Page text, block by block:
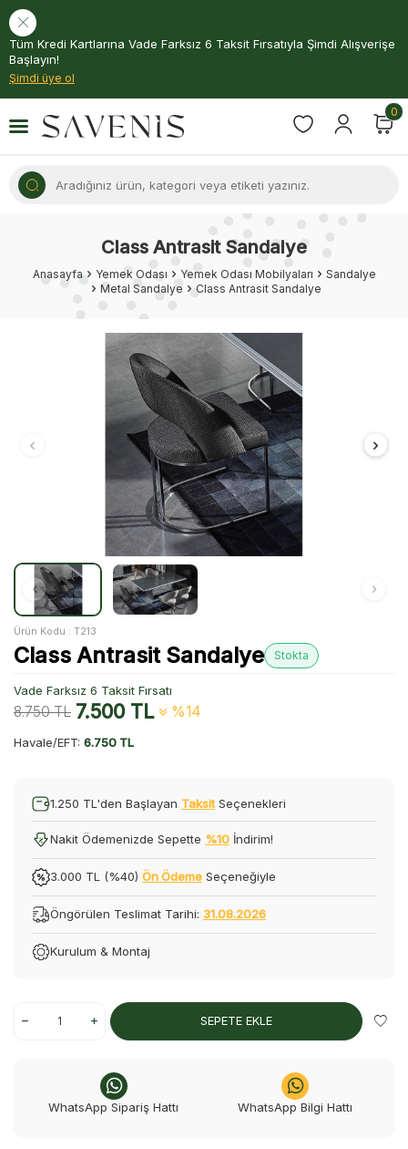
Tüm Kredi Kartlarına Vade Farksız 6 Taksit Fırsatıyla Şimdi Alışverişe
Başlayın!
Şimdi üye ol
0
Class Antrasit Sandalye
Anasayfa Yemek Odası Yemek Odası Mobilyaları
Sandalye
Metal Sandalye
Class Antrasit Sandalye
Ürün Kodu : T213
Class Antrasit Sandalye Stokta
Vade Farksız 6 Taksit Fırsatı
8.750TL 7.500TL %14
Havale/EFT: 6.750 TL
1.250 TL'den Başlayan Taksit Seçenekleri
Nakit Ödemenizde Sepette %10 İndirim!
3.000 TL (%40) Ön Ödeme Seçeneğiyle
Öngörülen Teslimat Tarihi: 31.08.2026
Kurulum & Montaj
SEPETE EKLE
WhatsApp Sipariş Hattı WhatsApp Bilgi Hattı